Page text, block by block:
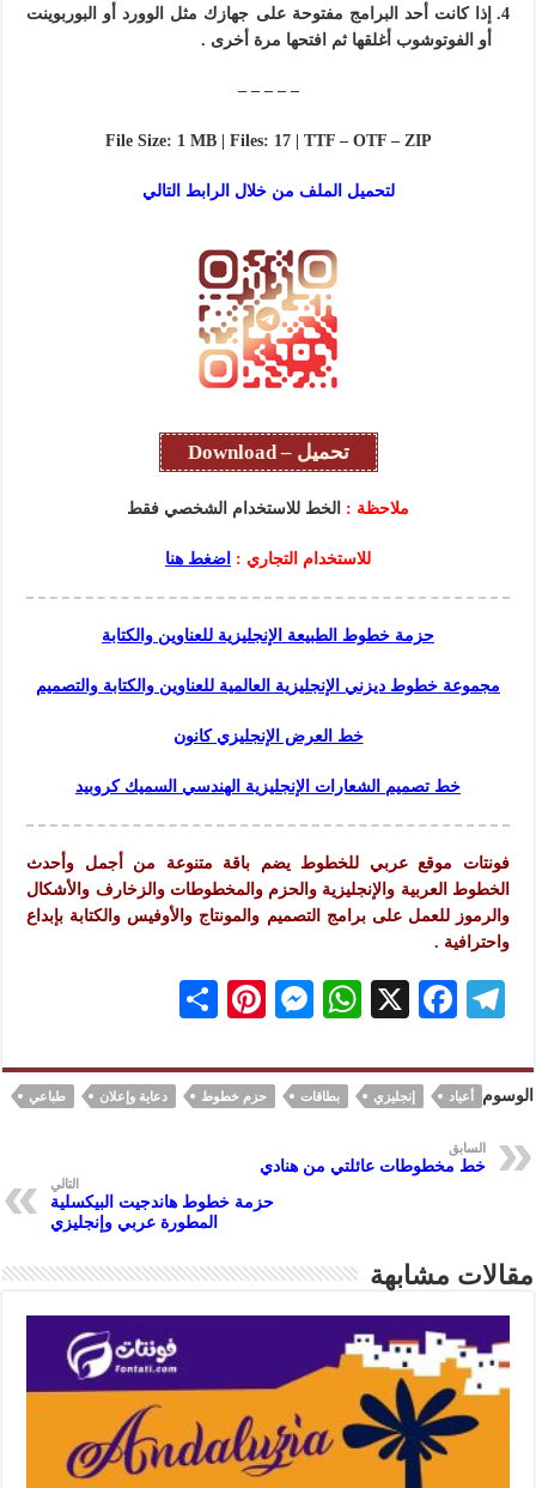
إذا كانت أحد البرامج مفتوحة على جهازك مثل الوورد أو البوربوينت
أو الفوتوشوب أغلقها ثم افتحها مرة أخرى .
– – – – –
File Size: 1 MB | Files: 17 | TTF – OTF – ZIP
لتحميل الملف من خلال الرابط التالي
تحميل – Download
ملاحظة : الخط للاستخدام الشخصي فقط
للاستخدام التجاري : اضغط هنا
حزمة خطوط الطبيعة الإنجليزية للعناوين والكتابة
مجموعة خطوط ديزني الإنجليزية العالمية للعناوين والكتابة والتصميم
خط العرض الإنجليزي كانون
خط تصميم الشعارات الإنجليزية الهندسي السميك كروبيد
فونتات موقع عربي للخطوط يضم باقة متنوعة من أجمل وأحدث
الخطوط العربية والإنجليزية والحزم والمخطوطات والزخارف والأشكال
والرموز للعمل على برامج التصميم والمونتاج والأوفيس والكتابة بإبداع
واحترافية .
Te
gr
a
m
F
eb
oo
k
X
W
at
s
p
M
se
n
ge
r
Pi
er
es
ar
e
الوسوم أعياد إنجليزي بطاقات حزم خطوط دعاية وإعلان طباعي
السابق
خط مخطوطات عائلتي من هنادي
التالي
حزمة خطوط هاندجيت البيكسلية
المطورة عربي وإنجليزي
مقالات مشابهة